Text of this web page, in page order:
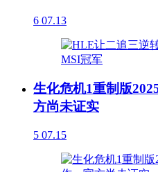
6 07.13
生化危机1重制版
方尚未证实
5 07.15